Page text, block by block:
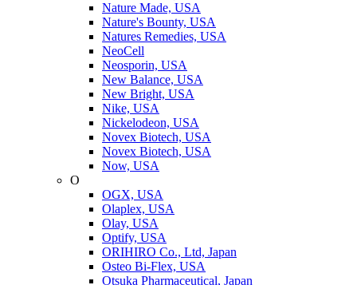
Nature Made, USA
Nature's Bounty, USA
Natures Remedies, USA
NeoCell
Neosporin, USA
New Balance, USA
New Bright, USA
Nike, USA
Niсkelodeon, USA
Novex Biotech, USA
Novex Biotech, USA
Now, USA
O
OGX, USA
Olaplex, USA
Olay, USA
Optify, USA
ORIHIRO Co., Ltd, Japan
Osteo Bi-Flex, USA
Otsuka Pharmaceutical, Japan